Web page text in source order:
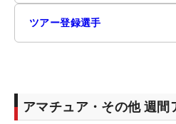
ツアー登録選手
アマチュア・その他 週間